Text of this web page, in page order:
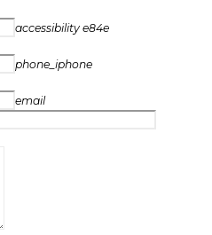
accessibility e84e
phone_iphone
email